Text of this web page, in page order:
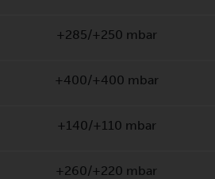
+285/+250 mbar
+400/+400 mbar
+140/+110 mbar
+260/+220 mbar